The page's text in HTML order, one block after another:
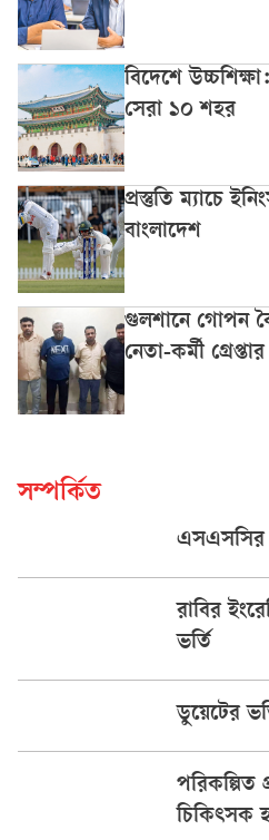
বিদেশে
সেরা ১০ শহর
প্রস্তুতি ম্যাচে
বাংলাদেশ
গুলশানে গোপন
নেতা-কর্মী গ্রেপ্তার
সম্পর্কিত
এসএসসির
রাবির
ভর্তি
ডুয়েটের
পরিকল্পিত
চিকিৎসক